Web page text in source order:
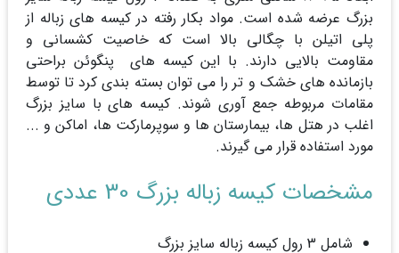
بزرگ عرضه شده است. مواد بکار رفته در کیسه های زباله از
پلی اتیلن با چگالی بالا است که خاصیت کشسانی و
مقاومت بالایی دارند. با این کیسه های پنگوئن براحتی
بازمانده های خشک و تر را می توان بسته بندی کرد تا توسط
مقامات مربوطه جمع آوری شوند. کیسه های با سایز بزرگ
اغلب در هتل ها، بیمارستان ها و سوپرمارکت ها، اماکن و ...
مورد استفاده قرار می گیرند.
مشخصات کیسه زباله بزرگ 30 عددی
شامل 3 رول کیسه زباله سایز بزرگ